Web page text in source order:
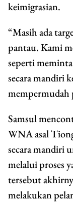
keimigrasian.
“Masih ada
pantau. Kami
seperti
secara mandiri
mempermudah
Samsul
WNA asal
secara mandiri
melalui proses
tersebut
melakukan